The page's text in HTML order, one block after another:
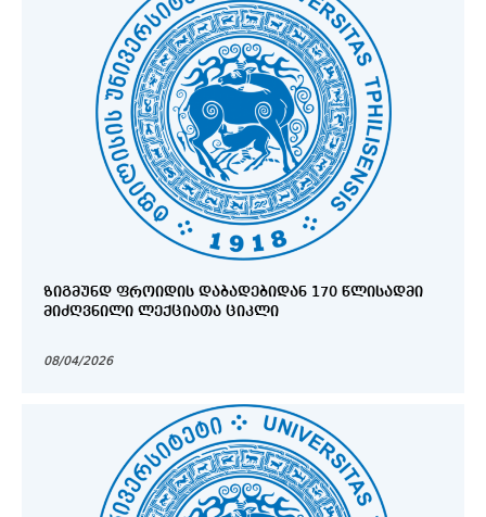
ᲖᲘᲒᲛᲣᲜᲓ ᲤᲠᲝᲘᲓᲘᲡ ᲓᲐᲑᲐᲓᲔᲑᲘᲓᲐᲜ 170 ᲬᲚᲘᲡᲐᲓᲛᲘ
ᲛᲘᲫᲦᲕᲜᲘᲚᲘ ᲚᲔᲥᲪᲘᲐᲗᲐ ᲪᲘᲙᲚᲘ
08/04/2026